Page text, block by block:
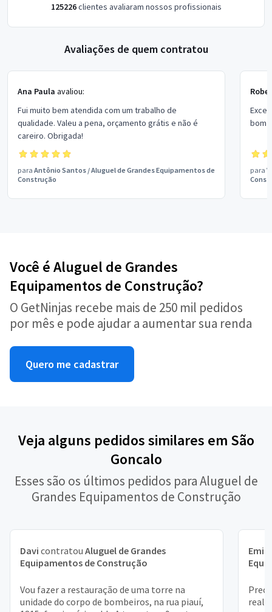
125226clientes avaliaram nossos profissionais
Avaliações de quem contratou
Ana Paula avaliou:
Fui muito bem atendida com um trabalho de
qualidade. Valeu a pena, orçamento grátis e não é
careiro. Obrigada!
para Antônio Santos /Aluguel de Grandes Equipamentos de
Construção
bom
para
Você é Aluguel de Grandes
Equipamentos de Construção?
O GetNinjas recebe mais de 250 mil pedidos
por mês e pode ajudar a aumentar sua renda
Quero me cadastrar
Veja alguns pedidos similares em São
Goncalo
Esses são os últimos pedidos para Aluguel de
Grandes Equipamentos de Construção
Davi contratou Aluguel de Grandes
Equipamentos de Construção
Vou fazer a restauração de uma torre na
unidade do corpo de bombeiros, na rua piauí,